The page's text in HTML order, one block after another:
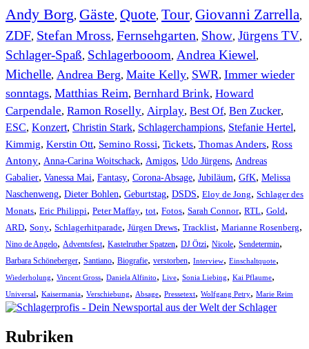
Andy Borg, Gäste, Quote, Tour, Giovanni Zarrella,
ZDF, Stefan Mross, Fernsehgarten, Show, Jürgens TV,
Schlager-Spaß, Schlagerbooom, Andrea Kiewel,
Michelle, Andrea Berg, Maite Kelly, SWR, Immer wieder
sonntags, Matthias Reim, Bernhard Brink, Howard
Carpendale, Ramon Roselly, Airplay, Best Of, Ben Zucker,
ESC, Konzert, Christin Stark, Schlagerchampions, Stefanie Hertel,
Kimmig, Kerstin Ott, Semino Rossi, Tickets, Thomas Anders, Ross
Antony, Anna-Carina Woitschack, Amigos, Udo Jürgens, Andreas
Gabalier, Vanessa Mai, Fantasy, Corona-Absage, Jubiläum, GfK, Melissa
Naschenweng, Dieter Bohlen, Geburtstag, DSDS, Eloy de Jong, Schlager des
Monats, Eric Philippi, Peter Maffay, tot, Fotos, Sarah Connor, RTL, Gold,
ARD, Sony, Schlagerhitparade, Jürgen Drews, Tracklist, Marianne Rosenberg,
Nino de Angelo, Adventsfest, Kastelruther Spatzen, DJ Ötzi, Nicole, Sendetermin,
Barbara Schöneberger, Santiano, Biografie, verstorben, Interview, Einschaltquote,
Wiederholung, Vincent Gross, Daniela Alfinito, Live, Sonia Liebing, Kai Pflaume,
Universal, Kaisermania, Verschiebung, Absage, Pressetext, Wolfgang Petry, Marie Reim
Rubriken